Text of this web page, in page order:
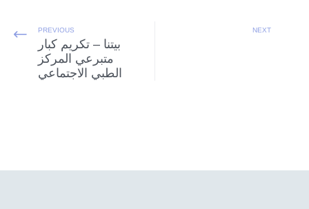
PREVIOUS
بيتنا – تكريم كبار
متبرعي المركز
الطبي الاجتماعي
NEXT